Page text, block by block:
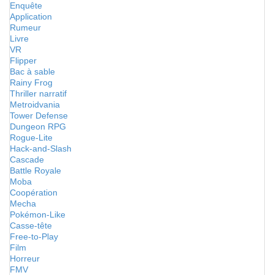
Enquête
Application
Rumeur
Livre
VR
Flipper
Bac à sable
Rainy Frog
Thriller narratif
Metroidvania
Tower Defense
Dungeon RPG
Rogue-Lite
Hack-and-Slash
Cascade
Battle Royale
Moba
Coopération
Mecha
Pokémon-Like
Casse-tête
Free-to-Play
Film
Horreur
FMV